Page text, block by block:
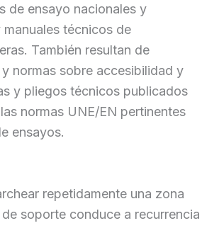
de ensayo nacionales y
técnicos de
También resultan de
normas sobre accesibilidad y
y pliegos técnicos publicados
normas UNE/EN pertinentes
ensayos.
repetidamente una zona
soporte conduce a recurrencia